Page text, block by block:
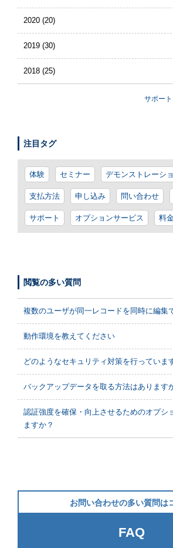
2020 (20)
2019 (30)
2018 (25)
サポー
注目タグ
体験 セミナー デモンストレーシ
支払方法 申し込み 問い合わせ
サポート オプションサービス 料
閲覧の多い質問
複数のユーザが同一レコードを同時に編集
動作環境を教えてください
どのようなセキュリティ対策を行っていま
バックアップデータを取る方法はあります
認証強度を確保・向上させるためのオプシ
ますか？
お問い合わせの多い質問は
FAQ